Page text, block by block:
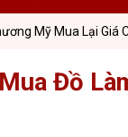
Mỹ Mua Lại Giá
Đồ